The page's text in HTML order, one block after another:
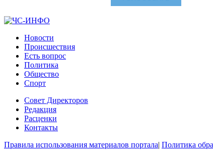
Новости
Происшествия
Есть вопрос
Политика
Общество
Спорт
Совет Директоров
Редакция
Расценки
Контакты
Правила использования материалов портала| Политика